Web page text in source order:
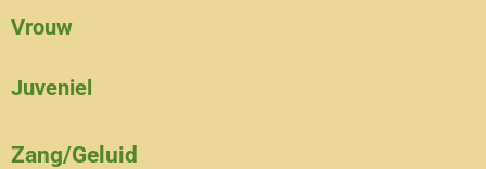
Vrouw
Juveniel
Zang/Geluid